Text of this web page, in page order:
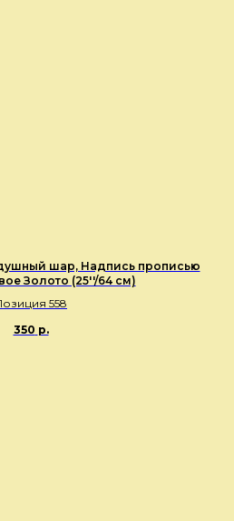
шар, Надпись прописью
Золото (25''/64 см)
558
350 р.